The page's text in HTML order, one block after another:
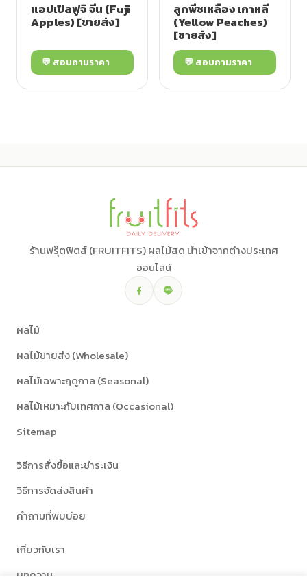
แอปเปิลฟูจิ จีน (Fuji
Apples) [ขายส่ง]
💬 สอบถามราคา
ลูกพีชเหลือง เกาหลี
(Yellow Peaches)
[ขายส่ง]
💬 สอบถามราคา
ร้านฟรุ๊ตฟิตส์ (FRUITFITS) ผลไม้สด นำเข้าจากต่างประเทศ
ออนไลน์
ผลไม้
ผลไม้ขายส่ง (Wholesale)
ผลไม้เฉพาะฤดูกาล (Seasonal)
ผลไม้เหมาะกับเทศกาล (Occasional)
Sitemap
วิธีการสั่งซื้อและชำระเงิน
วิธีการจัดส่งสินค้า
คำถามที่พบบ่อย
เกี่ยวกับเรา
บทความ